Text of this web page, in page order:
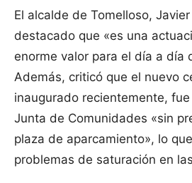
El alcalde de Tomelloso,
destacado que «es una
enorme valor para el día a día
Además, criticó que el nuevo
inaugurado recientemente,
Junta de Comunidades «sin
plaza de aparcamiento», lo
problemas de saturación en